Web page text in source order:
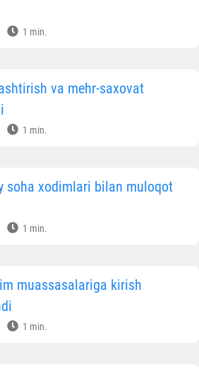
1 min.
va mehr-saxovat
1 min.
soha xodimlari bilan muloqot
1 min.
muassasalariga kirish
1 min.